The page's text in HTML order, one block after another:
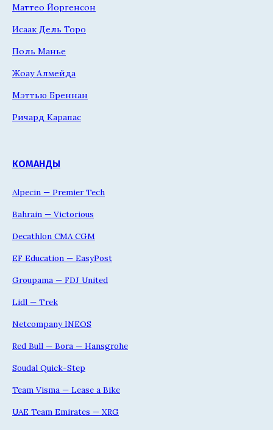
Маттео Йоргенсон
Исаак Дель Торо
Поль Манье
Жоау Алмейда
Мэттью Бреннан
Ричард Карапас
КОМАНДЫ
Alpecin — Premier Tech
Bahrain — Victorious
Decathlon CMA CGM
EF Education — EasyPost
Groupama — FDJ United
Lidl — Trek
Netcompany INEOS
Red Bull — Bora — Hansgrohe
Soudal Quick-Step
Team Visma — Lease a Bike
UAE Team Emirates — XRG